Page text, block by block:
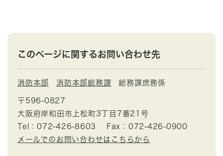
このページに関するお問い合わせ先
消防本部 消防本部総務課 総務課庶務係
〒596-0827
大阪府岸和田市上松町3丁目7番21号
Tel：072-426-8603
Fax：072-426-0900
メールでのお問い合わせはこちらから